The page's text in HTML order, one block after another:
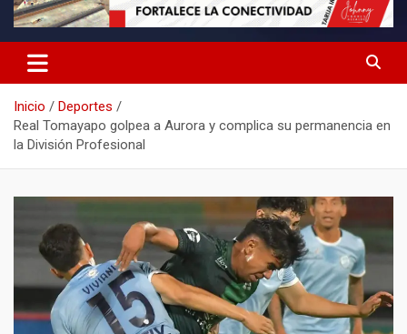
Inicio
Deportes
Real Tomayapo golpea a Aurora y complica su permanencia en
la División Profesional